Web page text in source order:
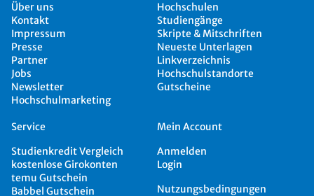
Über uns
Kontakt
Impressum
Presse
Partner
Jobs
Newsletter
Hochschulmarketing
Hochschulen
Studiengänge
Skripte & Mitschriften
Neueste Unterlagen
Linkverzeichnis
Hochschulstandorte
Gutscheine
Service
Studienkredit Vergleich
kostenlose Girokonten
temu Gutschein
Babbel Gutschein
Mein Account
Anmelden
Login
Nutzungsbedingungen